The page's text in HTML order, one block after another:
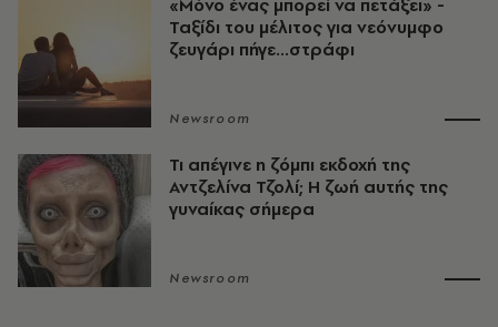
«Μόνο ένας μπορεί να πετάξει» -
Ταξίδι του μέλιτος για νεόνυμφο
ζευγάρι πήγε...στράφι
Newsroom
Τι απέγινε η ζόμπι εκδοχή της
Αντζελίνα Τζολί; Η ζωή αυτής της
γυναίκας σήμερα
Newsroom